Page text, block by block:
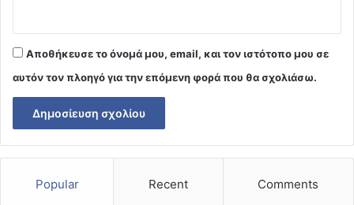
Αποθήκευσε το όνομά μου, email, και τον ιστότοπο μου σε
αυτόν τον πλοηγό για την επόμενη φορά που θα σχολιάσω.
Popular Recent Comments